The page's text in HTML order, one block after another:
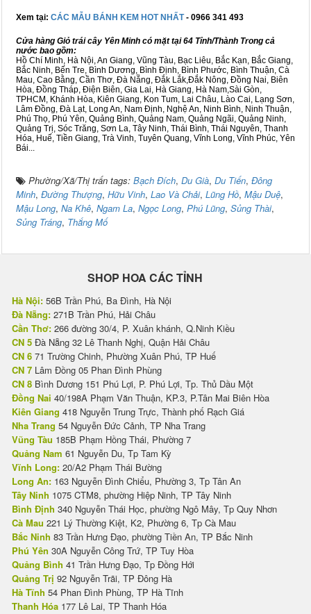
Xem tại: CÁC MẪU BÁNH KEM HOT NHẤT- 0966 341 493
Cửa hàng Giỏ trái cây Yên Minh có mặt tại 64 Tỉnh/Thành Trong cả
nước bao gồm:
Hồ Chí Minh, Hà Nội, An Giang, Vũng Tàu, Bạc Liêu, Bắc Kạn, Bắc Giang,
Bắc Ninh, Bến Tre, Bình Dương, Bình Định, Bình Phước, Bình Thuận, Cà
Mau, Cao Bằng, Cần Thơ, Đà Nẵng, Đắk Lắk,Đắk Nông, Đồng Nai, Biên
Hòa, Đồng Tháp, Điện Biên, Gia Lai, Hà Giang, Hà Nam,Sài Gòn,
TPHCM, Khánh Hòa, Kiên Giang, Kon Tum, Lai Châu, Lào Cai, Lạng Sơn,
Lâm Đồng, Đà Lạt, Long An, Nam Định, Nghệ An, Ninh Bình, Ninh Thuận,
Phú Thọ, Phú Yên, Quảng Bình, Quảng Nam, Quảng Ngãi, Quảng Ninh,
Quảng Trị, Sóc Trăng, Sơn La, Tây Ninh, Thái Bình, Thái Nguyên, Thanh
Hóa, Huế, Tiền Giang, Trà Vinh, Tuyên Quang, Vĩnh Long, Vĩnh Phúc, Yên
Bái...
Phường/Xã/Thị trấn tags: Bạch Đích, Du Già, Du Tiến, Đông
Minh, Đường Thượng, Hữu Vinh, Lao Và Chải, Lũng Hồ, Mậu Duệ,
Mậu Long, Na Khê, Ngam La, Ngọc Long, Phú Lũng, Sủng Thài,
Sủng Tráng, Thắng Mố
SHOP HOA CÁC TỈNH
Hà Nội: 56B Trần Phú, Ba Đình, Hà Nội
Đà Nẵng: 271B Trần Phú, Hải Châu
Cần Thơ: 266 đường 30/4, P. Xuân khánh, Q.Ninh Kiều
CN 5 Đà Nẵng 32 Lê Thanh Nghị, Quận Hải Châu
CN 6 71 Trường Chinh, Phường Xuân Phú, TP Huế
CN 7 Lâm Đồng 05 Phan Đình Phùng
CN 8 Bình Dương 151 Phú Lợi, P. Phú Lợi, Tp. Thủ Dầu Một
Đồng Nai 40/198A Phạm Văn Thuận, KP.3, P.Tân Mai Biên Hòa
Kiên Giang 418 Nguyễn Trung Trực, Thành phố Rạch Giá
Nha Trang 54 Nguyễn Đức Cảnh, TP Nha Trang
Vũng Tàu 185B Phạm Hồng Thái, Phường 7
Quảng Nam 61 Nguyễn Du, Tp Tam Kỳ
Vĩnh Long: 20/A2 Phạm Thái Bường
Long An: 163 Nguyễn Đình Chiểu, Phường 3, Tp Tân An
Tây Ninh 1075 CTM8, phường Hiệp Ninh, TP Tây Ninh
Bình Định 340 Nguyễn Thái Học, phường Ngô Mây, Tp Quy Nhơn
Cà Mau 221 Lý Thường Kiệt, K2, Phường 6, Tp Cà Mau
Bắc Ninh 83 Trần Hưng Đạo, phường Tiền An, TP Bắc Ninh
Phú Yên 30A Nguyễn Công Trứ, TP Tuy Hòa
Quảng Bình 41 Trần Hưng Đạo, Tp Đồng Hới
Quảng Trị 92 Nguyễn Trãi, TP Đông Hà
Hà Tĩnh 54 Phan Đình Phùng, TP Hà Tĩnh
Thanh Hóa 177 Lê Lai, TP Thanh Hóa